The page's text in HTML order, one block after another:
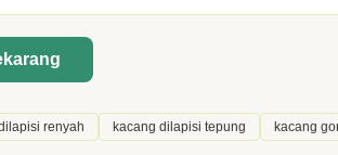
renyah kacang dilapisi tepung kacang